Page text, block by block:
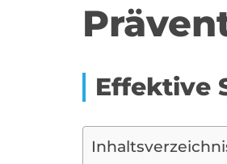
Effektive